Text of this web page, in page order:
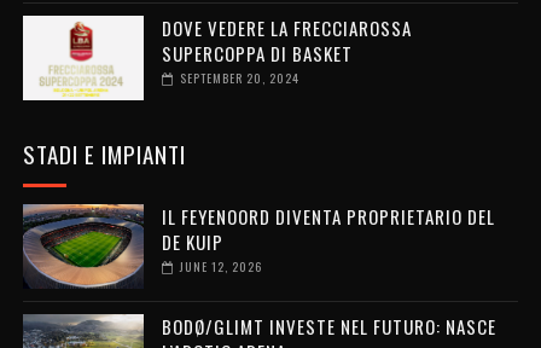
DOVE VEDERE LA FRECCIAROSSA
SUPERCOPPA DI BASKET
SEPTEMBER 20, 2024
STADI E IMPIANTI
IL FEYENOORD DIVENTA PROPRIETARIO DEL
DE KUIP
JUNE 12, 2026
BODØ/GLIMT INVESTE NEL FUTURO: NASCE